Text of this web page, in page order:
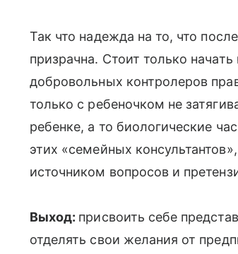
Так что надежда на то, что
призрачна. Стоит только
добровольных контролеров
только с ребеночком не
ребенке, а то биологические
этих «семейных
источником вопросов и
Выход: присвоить себе
отделять свои желания от